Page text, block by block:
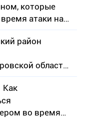
которые
атаки на
район
области
пожаров в
Как
во время